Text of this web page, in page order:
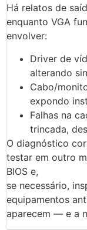
Há relatos de
enquanto VGA
envolver:
Driver de
alterando
Cabo/
expondo
Falhas na
trincada,
O diagnóstico
testar em outro
BIOS e,
se necessário,
equipamentos
aparecem — e a